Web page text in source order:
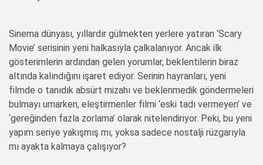
Sinema dünyası, yıllardır gülmekten yerlere yatıran ‘Scary
Movie’ serisinin yeni halkasıyla çalkalanıyor. Ancak ilk
gösterimlerin ardından gelen yorumlar, beklentilerin biraz
altında kalındığını işaret ediyor. Serinin hayranları, yeni
filmde o tanıdık absürt mizahı ve beklenmedik göndermeleri
bulmayı umarken, eleştirmenler filmi ‘eski tadı vermeyen’ ve
‘gereğinden fazla zorlama’ olarak nitelendiriyor. Peki, bu yeni
yapım seriye yakışmış mı, yoksa sadece nostalji rüzgarıyla
mı ayakta kalmaya çalışıyor?